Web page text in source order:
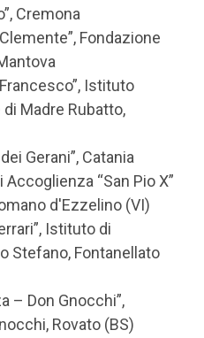
Cremona
Fondazione
Istituto
Madre Rubatto,
Gerani”, Catania
“San Pio X”
d'Ezzelino (VI)
Istituto di
Stefano, Fontanellato
– Don Gnocchi”,
Rovato (BS)